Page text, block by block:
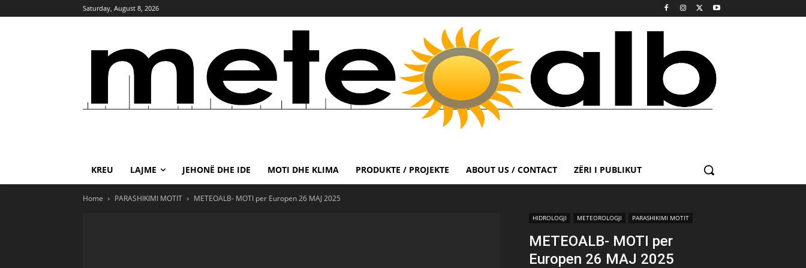
Saturday, August 8, 2026
KREU LAJME JEHONË DHE IDE MOTI DHE KLIMA PRODUKTE / PROJEKTE ABOUT US / CONTACT ZËRI I PUBLIKUT
Home PARASHIKIMI MOTIT METEOALB- MOTI per Europen 26 MAJ 2025
HIDROLOGJI METEOROLOGJI PARASHIKIMI MOTIT
METEOALB- MOTI per
Europen 26 MAJ 2025